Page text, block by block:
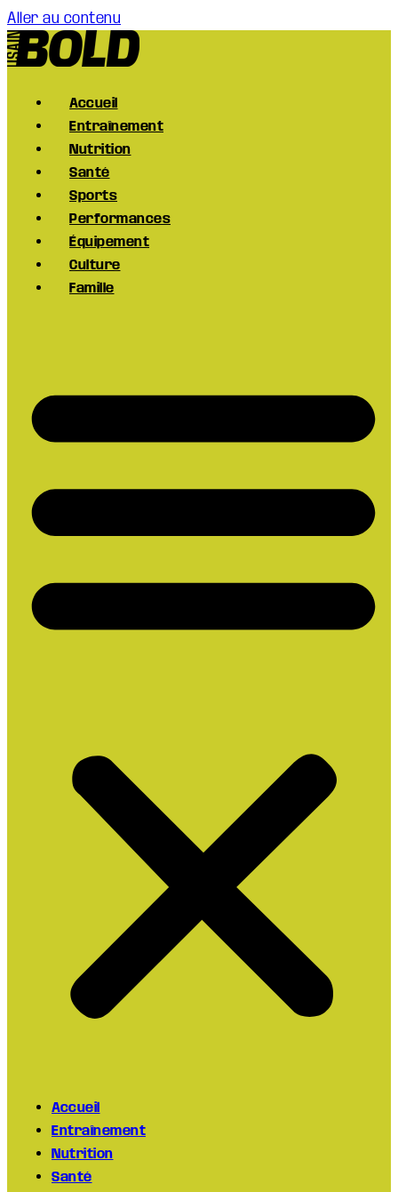
Aller au contenu
Accueil
Entraînement
Nutrition
Santé
Sports
Performances
Équipement
Culture
Famille
Accueil
Entraînement
Nutrition
Santé